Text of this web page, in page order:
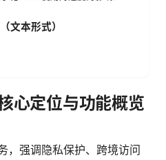
文本形式）
心定位与功能概览
，强调隐私保护、跨境访问